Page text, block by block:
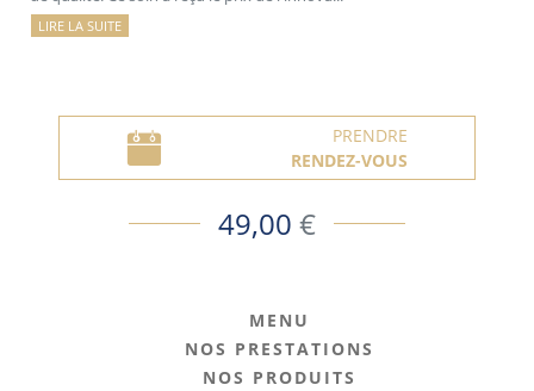
LIRE LA SUITE
PRENDRE
RENDEZ-VOUS
49,00 €
MENU
NOS PRESTATIONS
NOS PRODUITS